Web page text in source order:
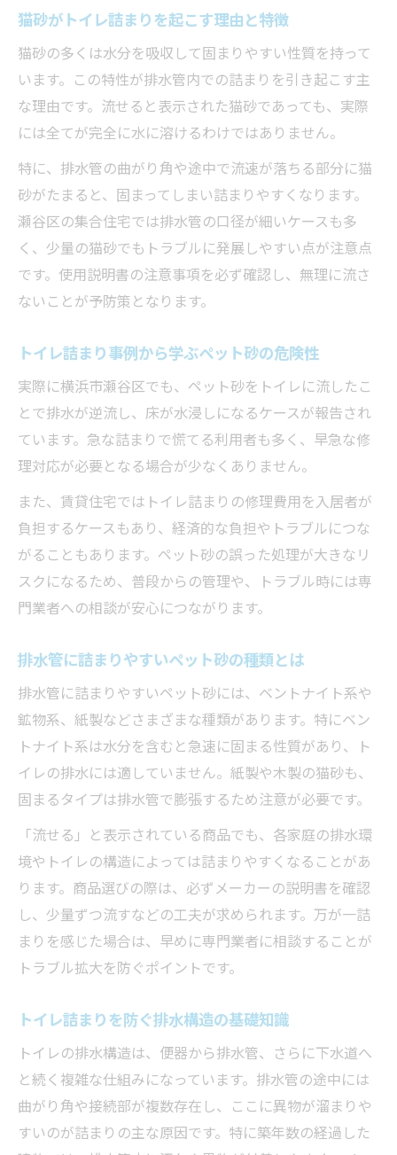
トイレ詰まりで困った際に自分でできる作業手
順
トイレ詰まり発生時に用意する道具と準備
順
トイレ詰まり対策で排水管を傷付けない注
トイレ詰まり対応後の排水状態チェック方
法
ツ
ペット砂を流す前に知っておきたい予防策
トイレ詰まりを防ぐ猫砂選びと使い方の基
本
日常でできるトイレ詰まり予防チェックポ
イント
ペット砂をトイレに流さない工夫で詰まり
防止
トイレ詰まりリスクを減らすこまめな掃除
方法
デア
ラバーカップや塩を使った解消法のコツ
トイレ詰まりに効くラバーカップ正しい使
い方
ペット砂のトイレ詰まりに塩が有効な理由
とは
トイレ詰まりの際のラバーカップ利用時の
注意点
塩を利用したトイレ詰まり解消の手順とコ
ツ
トイレ詰まり解消に失敗した時の次の対策
方法
猫砂がトイレ詰まりを起こす理由と特徴
猫砂の多くは水分を吸収して固まりやすい性質を持って
います。この特性が排水管内での詰まりを引き起こす主
な理由です。流せると表示された猫砂であっても、実際
には全てが完全に水に溶けるわけではありません。
特に、排水管の曲がり角や途中で流速が落ちる部分に猫
砂がたまると、固まってしまい詰まりやすくなります。
瀬谷区の集合住宅では排水管の口径が細いケースも多
く、少量の猫砂でもトラブルに発展しやすい点が注意点
です。使用説明書の注意事項を必ず確認し、無理に流さ
ないことが予防策となります。
トイレ詰まり事例から学ぶペット砂の危険性
実際に横浜市瀬谷区でも、ペット砂をトイレに流したこ
とで排水が逆流し、床が水浸しになるケースが報告され
ています。急な詰まりで慌てる利用者も多く、早急な修
理対応が必要となる場合が少なくありません。
また、賃貸住宅ではトイレ詰まりの修理費用を入居者が
負担するケースもあり、経済的な負担やトラブルにつな
がることもあります。ペット砂の誤った処理が大きなリ
スクになるため、普段からの管理や、トラブル時には専
門業者への相談が安心につながります。
排水管に詰まりやすいペット砂の種類とは
排水管に詰まりやすいペット砂には、ベントナイト系や
鉱物系、紙製などさまざまな種類があります。特にベン
トナイト系は水分を含むと急速に固まる性質があり、ト
イレの排水には適していません。紙製や木製の猫砂も、
固まるタイプは排水管で膨張するため注意が必要です。
「流せる」と表示されている商品でも、各家庭の排水環
境やトイレの構造によっては詰まりやすくなることがあ
ります。商品選びの際は、必ずメーカーの説明書を確認
し、少量ずつ流すなどの工夫が求められます。万が一詰
まりを感じた場合は、早めに専門業者に相談することが
トラブル拡大を防ぐポイントです。
トイレ詰まりを防ぐ排水構造の基礎知識
トイレの排水構造は、便器から排水管、さらに下水道へ
と続く複雑な仕組みになっています。排水管の途中には
曲がり角や接続部が複数存在し、ここに異物が溜まりや
すいのが詰まりの主な原因です。特に築年数の経過した